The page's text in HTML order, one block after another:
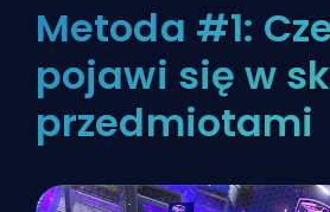
Metoda #1:
pojawi się w
przedmiotami